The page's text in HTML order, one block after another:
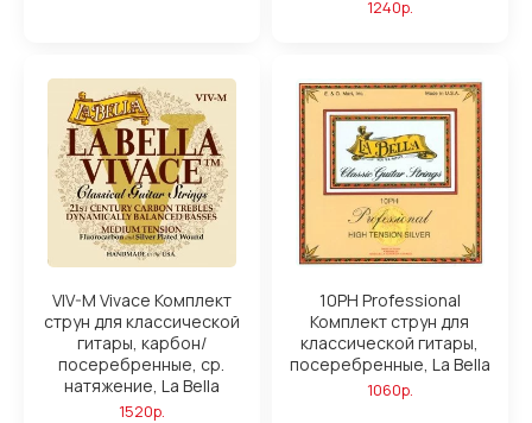
1240р.
VIV-M Vivace Комплект
струн для классической
гитары, карбон/
посеребренные, ср.
натяжение, La Bella
1520р.
10PH Professional
Комплект струн для
классической гитары,
посеребренные, La Bella
1060р.